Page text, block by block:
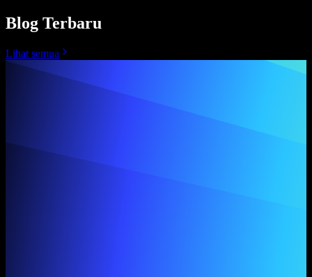
Blog Terbaru
Lihat semua